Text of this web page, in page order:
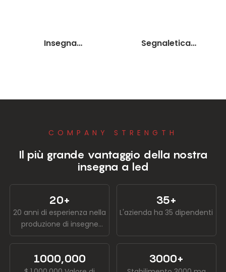
Insegna
personalizzabile
Logo in metallo
Lettera di canale
Segnaletica
personalizzato
ufficio Negozio
COMPANY STRENGTH
Il più grande vantaggio della nostra
insegna a led
20+
20 anni di esperienza nella
produzione di insegne
luminose a LED
35+
L'azienda ha 35 dipendenti
1000,000 3000+